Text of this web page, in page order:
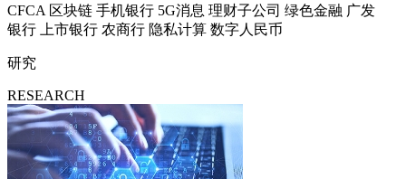
CFCA 区块链 手机银行 5G消息 理财子公司 绿色金融 广发
银行
上市银行 农商行 隐私计算 数字人民币
研究
RESEARCH